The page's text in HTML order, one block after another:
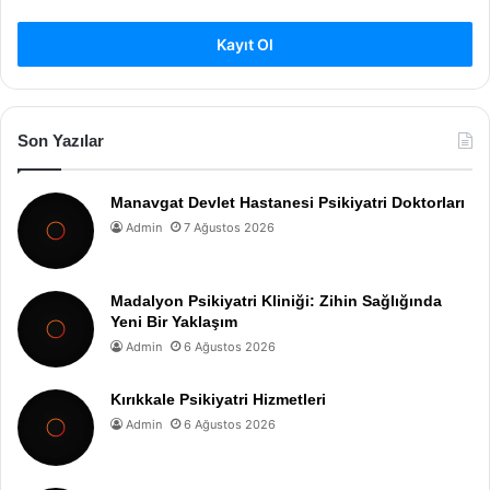
Kayıt Ol
Son Yazılar
Manavgat Devlet Hastanesi Psikiyatri Doktorları
Admin 7 Ağustos 2026
Madalyon Psikiyatri Kliniği: Zihin Sağlığında
Yeni Bir Yaklaşım
Admin 6 Ağustos 2026
Kırıkkale Psikiyatri Hizmetleri
Admin 6 Ağustos 2026